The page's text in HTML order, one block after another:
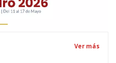
Ver más